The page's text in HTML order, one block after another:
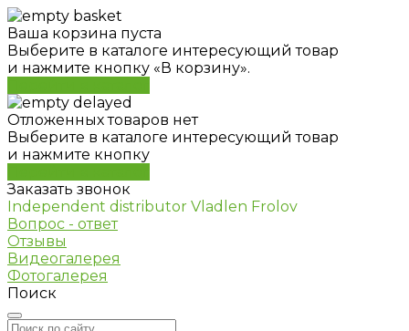
Ваша корзина пуста
Выберите в каталоге интересующий товар
и нажмите кнопку «В корзину».
Отложенных товаров нет
Выберите в каталоге интересующий товар
и нажмите кнопку
Заказать звонок
Independent distributor Vladlen Frolov
Вопрос - ответ
Отзывы
Видеогалерея
Фотогалерея
Поиск